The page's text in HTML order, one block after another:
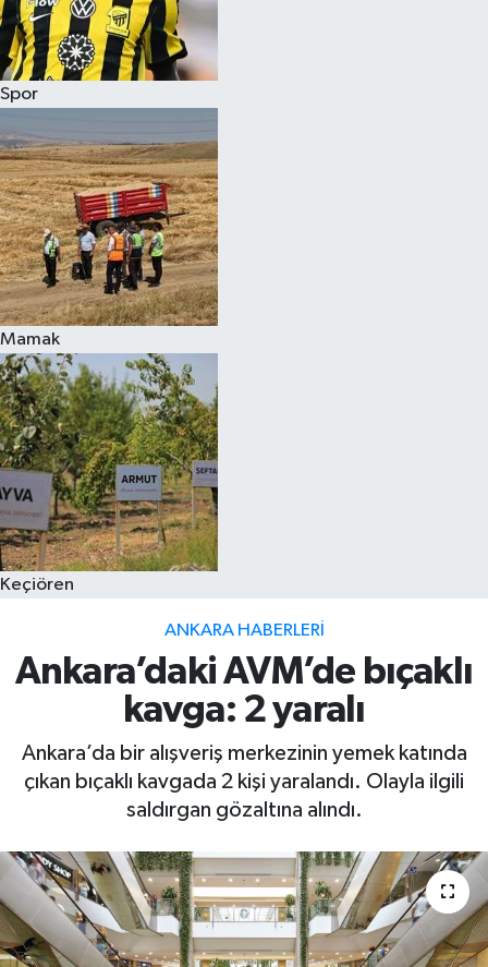
Spor
Mamak
Keçiören
ANKARA HABERLERI
Ankara’daki AVM’de bıçaklı
kavga: 2 yaralı
Ankara’da bir alışveriş merkezinin yemek katında
çıkan bıçaklı kavgada 2 kişi yaralandı. Olayla ilgili
saldırgan gözaltına alındı.